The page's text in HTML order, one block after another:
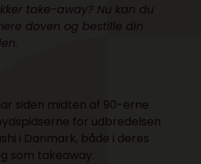
take-away? Nu kan du
doven og bestille din
siden midten af 90-erne
for udbredelsen
i Danmark, både i deres
som takeaway.